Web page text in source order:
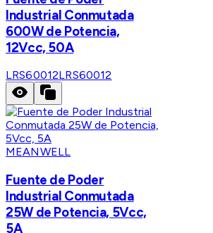
Industrial Conmutada
600W de Potencia,
12Vcc, 50A
LRS60012LRS60012
MEANWELL
Fuente de Poder
Industrial Conmutada
25W de Potencia, 5Vcc,
5A